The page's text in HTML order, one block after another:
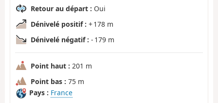
Retour au départ : Oui
Dénivelé positif : + 178 m
Dénivelé négatif : - 179 m
Point haut : 201 m
Point bas : 75 m
Pays : France